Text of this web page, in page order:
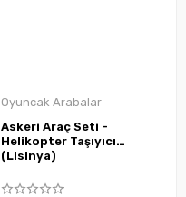
Oyuncak Arabalar
Askeri Araç Seti -
Helikopter Taşıyıcı
(Lisinya)